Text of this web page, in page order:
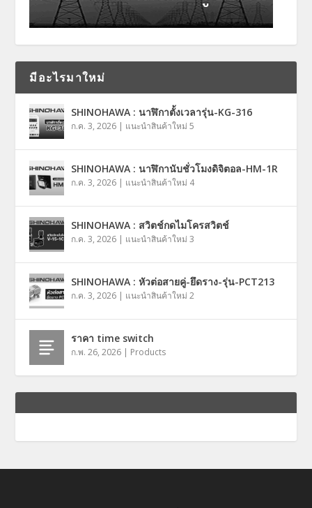
มีอะไรมาใหม่
SHINOHAWA : นาฬิกาตั้งเวลารุ่น-KG-316
ก.ค. 3, 2026 | แนะนำสินค้าใหม่ 5
SHINOHAWA : นาฬิกานับชั่วโมงดิจิตอล-HM-1R
ก.ค. 3, 2026 | แนะนำสินค้าใหม่ 4
SHINOHAWA : สวิตช์กดไมโครสวิตช์
ก.ค. 3, 2026 | แนะนำสินค้าใหม่ 3
SHINOHAWA : หัวต่อสายคู่-ยึดราง-รุ่น-PCT213
ก.ค. 3, 2026 | แนะนำสินค้าใหม่ 2
ราคา time switch
ก.พ. 26, 2026 | Products